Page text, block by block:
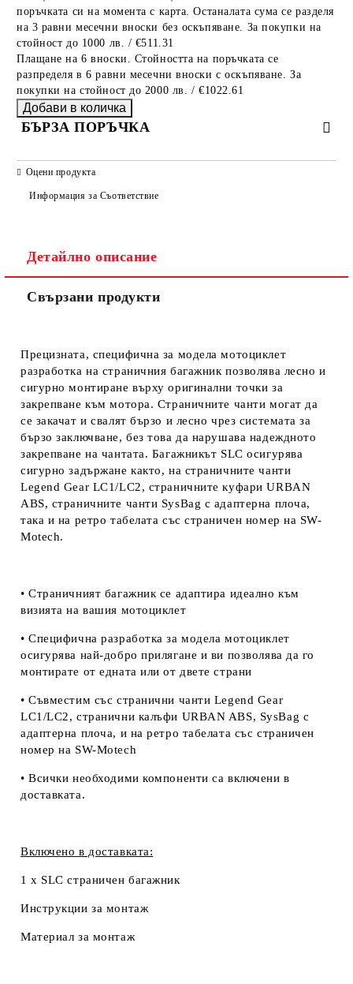
поръчката си на момента с карта. Останалата сума се разделя
на 3 равни месечни вноски без оскъпяване. За покупки на
стойност до 1000 лв. / €511.31
Плащане на 6 вноски. Стойността на поръчката се
разпределя в 6 равни месечни вноски с оскъпяване. За
покупки на стойност до 2000 лв. / €1022.61
БЪРЗА ПОРЪЧКА
Съгласен съм с
Ние ще се свържем с вас в рамките на работния ден.
Оцени продукта
Информация за Съответствие
Детайлно описание
Свързани продукти
Прецизната, специфична за модела мотоциклет
разработка на страничния багажник позволява лесно и
сигурно монтиране върху оригинални точки за
закрепване към мотора. Страничните чанти могат да
се закачат и свалят бързо и лесно чрез системата за
бързо заключване, без това да нарушава надеждното
закрепване на чантата. Багажникът SLC осигурява
сигурно задържане както, на страничните чанти
Legend Gear LC1/LC2, страничните куфари URBAN
ABS, страничните чанти SysBag с адаптерна плоча,
така и на ретро табелата със страничен номер на SW-
Motech.
• Страничният багажник се адаптира идеално към
визията на вашия мотоциклет
• Специфична разработка за модела мотоциклет
осигурява най-добро прилягане и ви позволява да го
монтирате от едната или от двете страни
• Съвместим със странични чанти Legend Gear
LC1/LC2, странични калъфи URBAN ABS, SysBag с
адаптерна плоча, и на ретро табелата със страничен
номер на SW-Motech
• Всички необходими компоненти са включени в
доставката.
Включено в доставката:
1 x SLC страничен багажник
Инструкции за монтаж
Материал за монтаж